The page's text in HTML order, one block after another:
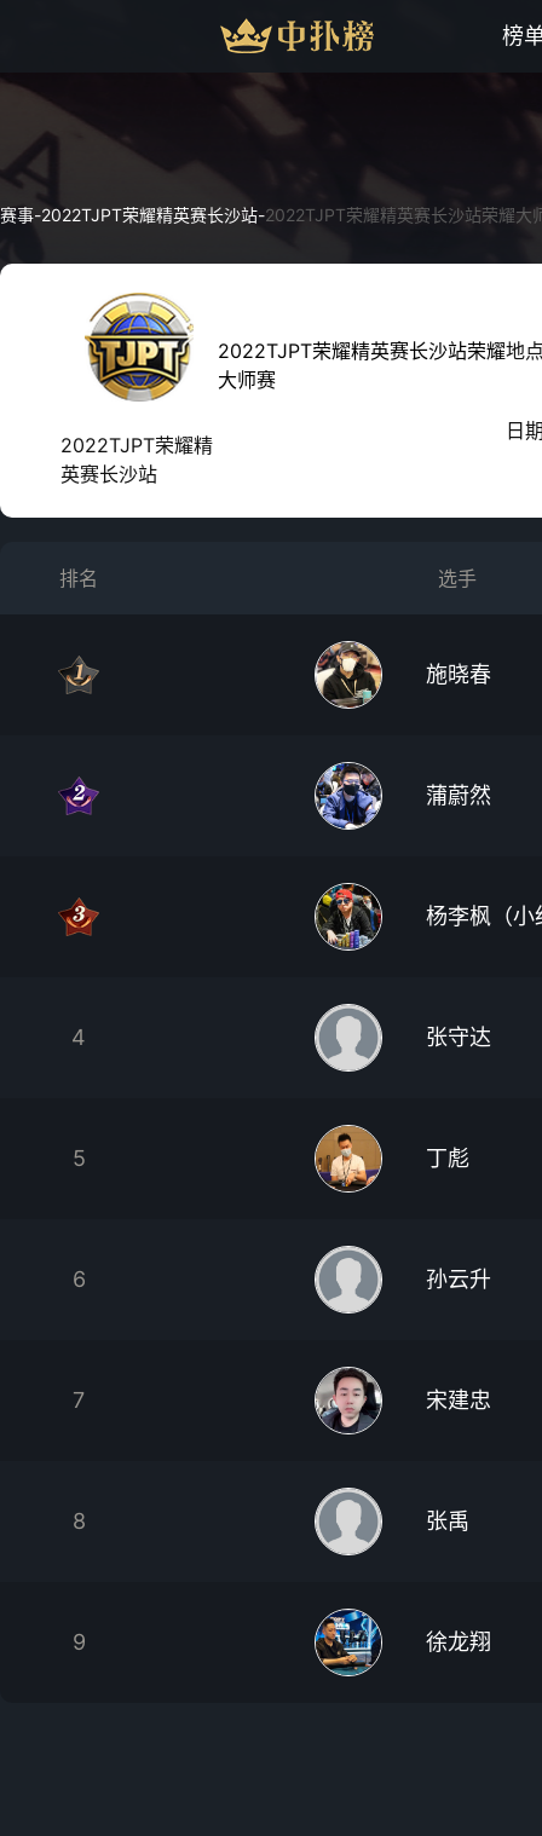
榜
赛事-2022TJPT荣耀精英赛长沙站-2022TJPT荣耀精英赛长沙站荣耀大
2022TJPT荣耀精
英赛长沙站
2022TJPT荣耀精英赛长沙站荣耀
大师赛
地
日
排名 选手
施晓春
蒲蔚然
杨李枫（小
4 张守达
5 丁彪
6 孙云升
7 宋建忠
8 张禹
9 徐龙翔